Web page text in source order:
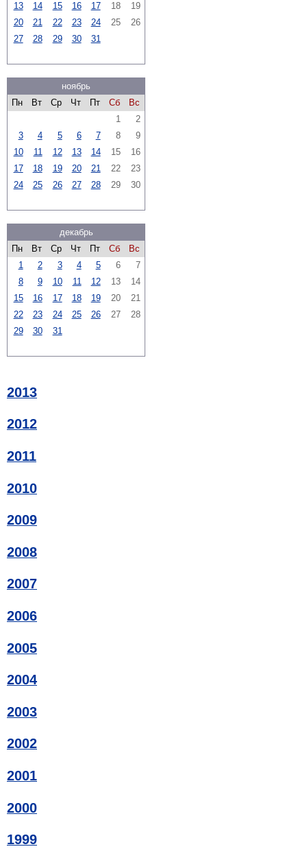
13
14 15 16 17 18
19
20
21 22 23 24 25
26
27
28 29 30 31
ноябрь
Пн
Вт Ср Чт Пт Сб
Вс
1
2
3
4 5 6 7 8
9
10
11 12 13 14 15
16
17
18 19 20 21 22
23
24
25 26 27 28 29 30
декабрь
Пн
Вт Ср Чт Пт Сб
Вс
1
2 3 4 5 6
7
8
9 10 11 12 13
14
15
16 17 18 19 20
21
22
23 24 25 26 27
28
29
30 31
2013
2012
2011
2010
2009
2008
2007
2006
2005
2004
2003
2002
2001
2000
1999